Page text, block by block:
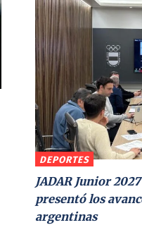
DEPORTES
JADAR Junior
presentó los
argentinas